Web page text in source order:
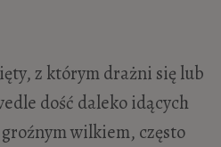
z którym drażni się lub
dość daleko idących
wilkiem, często